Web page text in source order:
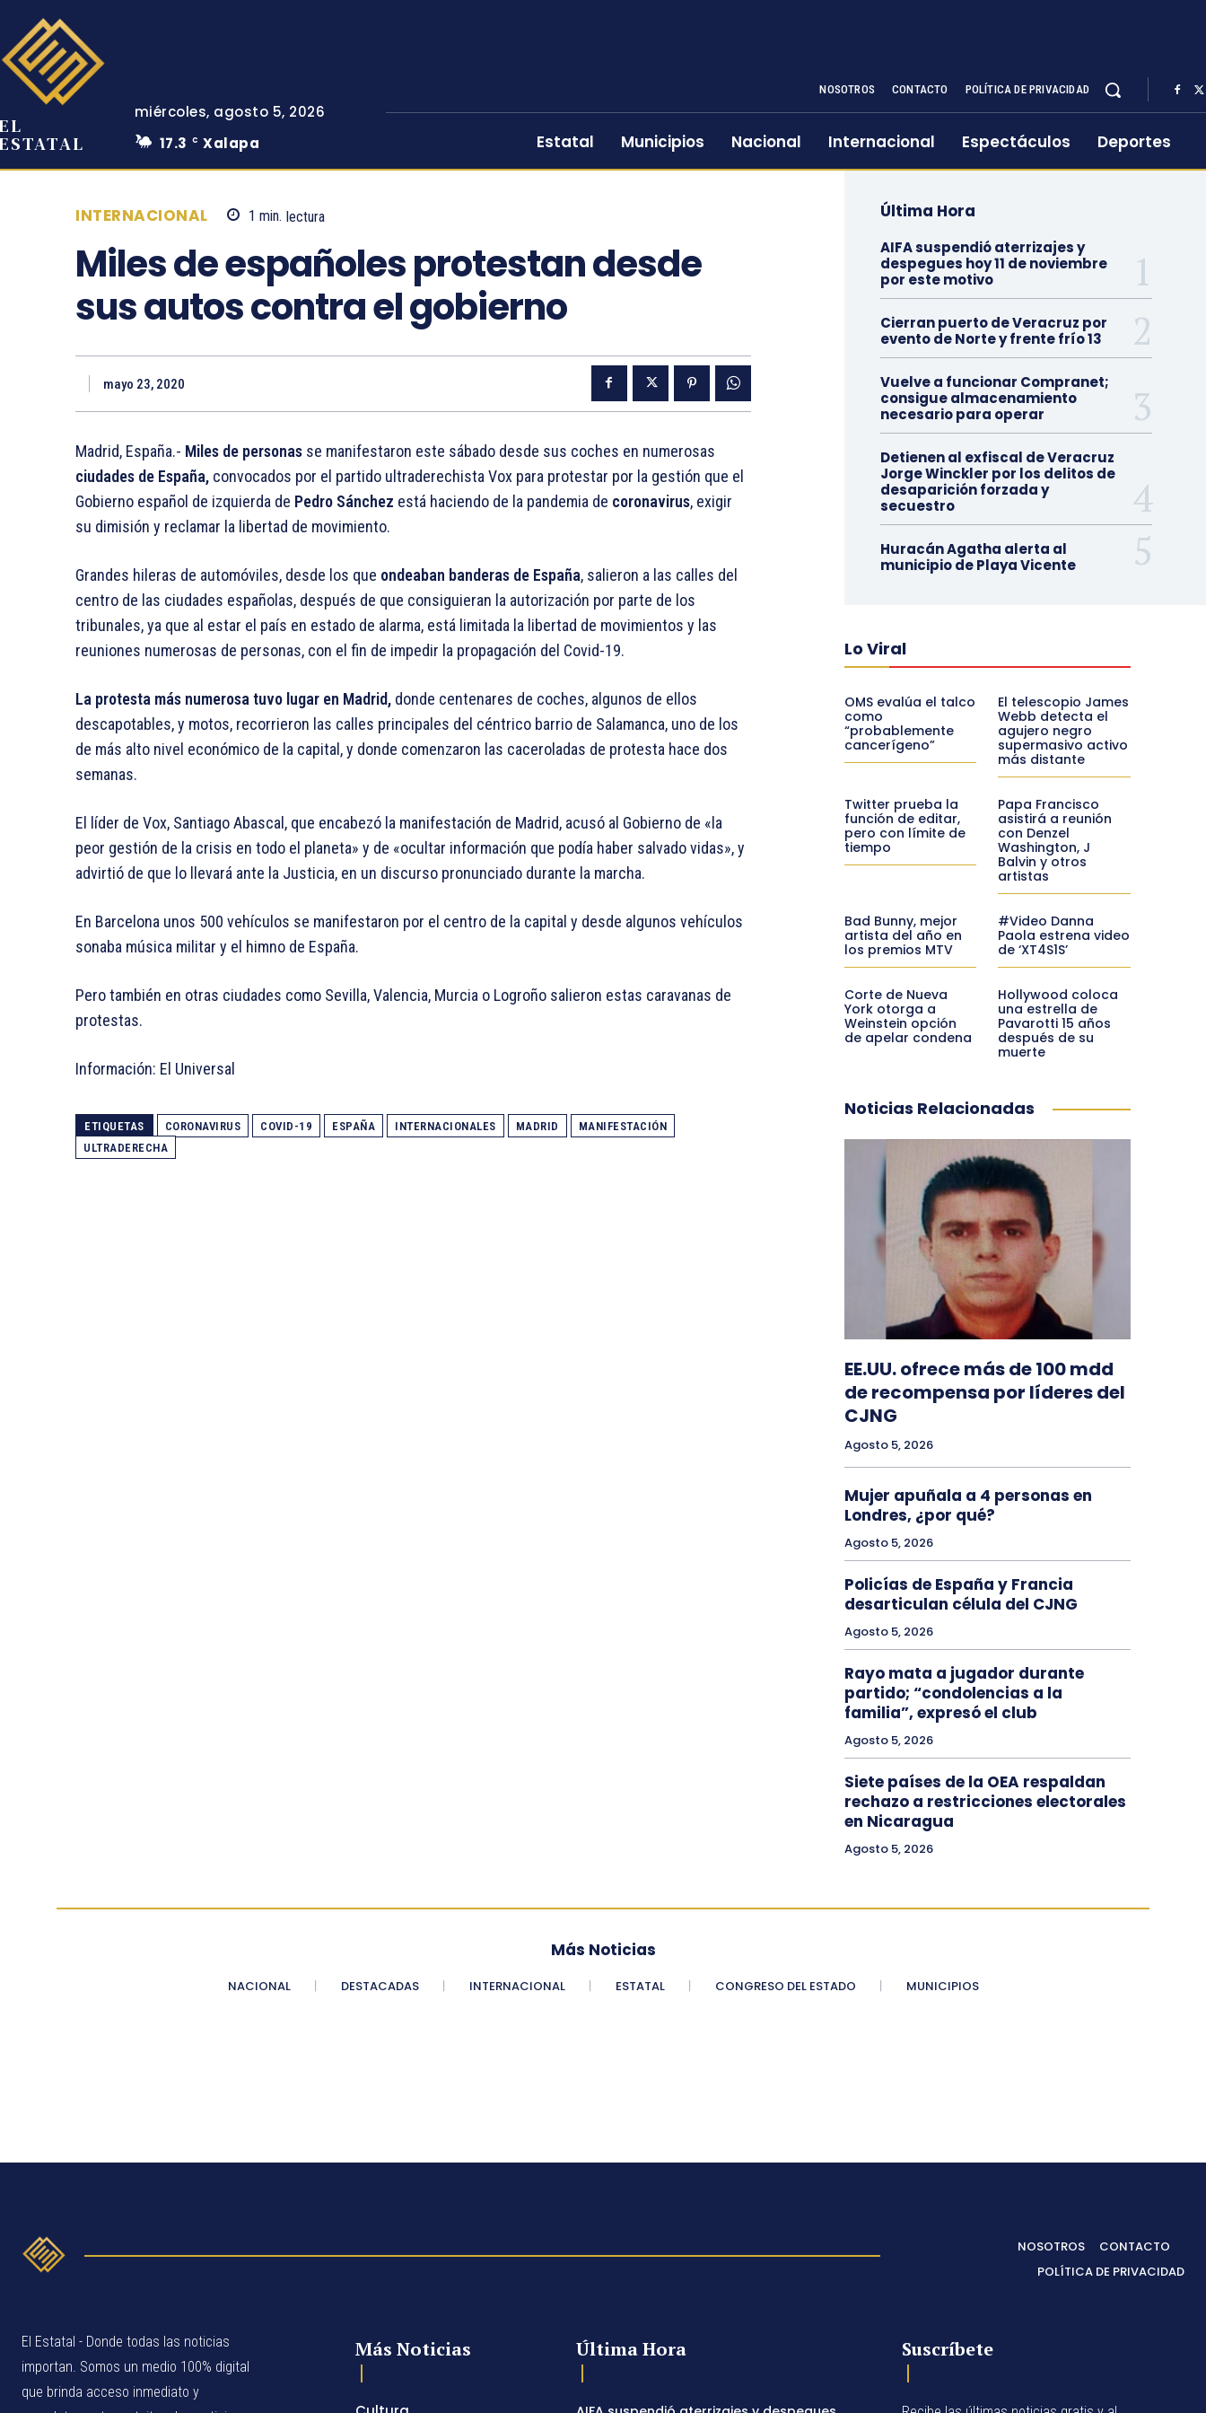
EL
ESTATAL
miércoles, agosto 5, 2026
17.3
C Xalapa
NOSOTROS CONTACTO POLÍTICA DE PRIVACIDAD
Estatal Municipios Nacional Internacional Espectáculos Deportes
INTERNACIONAL 1 min. lectura
Miles de españoles protestan desde
sus autos contra el gobierno
mayo 23, 2020
Madrid, España.- Miles de personas se manifestaron este sábado desde sus coches en numerosas
ciudades de España, convocados por el partido ultraderechista Vox para protestar por la gestión que el
Gobierno español de izquierda de Pedro Sánchez está haciendo de la pandemia de coronavirus, exigir
su dimisión y reclamar la libertad de movimiento.
Grandes hileras de automóviles, desde los que ondeaban banderas de España, salieron a las calles del
centro de las ciudades españolas, después de que consiguieran la autorización por parte de los
tribunales, ya que al estar el país en estado de alarma, está limitada la libertad de movimientos y las
reuniones numerosas de personas, con el fin de impedir la propagación del Covid-19.
La protesta más numerosa tuvo lugar en Madrid, donde centenares de coches, algunos de ellos
descapotables, y motos, recorrieron las calles principales del céntrico barrio de Salamanca, uno de los
de más alto nivel económico de la capital, y donde comenzaron las caceroladas de protesta hace dos
semanas.
El líder de Vox, Santiago Abascal, que encabezó la manifestación de Madrid, acusó al Gobierno de «la
peor gestión de la crisis en todo el planeta» y de «ocultar información que podía haber salvado vidas», y
advirtió de que lo llevará ante la Justicia, en un discurso pronunciado durante la marcha.
En Barcelona unos 500 vehículos se manifestaron por el centro de la capital y desde algunos vehículos
sonaba música militar y el himno de España.
Pero también en otras ciudades como Sevilla, Valencia, Murcia o Logroño salieron estas caravanas de
protestas.
Información: El Universal
ETIQUETAS CORONAVIRUS COVID-19 ESPAÑA INTERNACIONALES MADRID
MANIFESTACIÓN
ULTRADERECHA
Última Hora
AIFA suspendió aterrizajes y
despegues hoy 11 de noviembre
por este motivo
Cierran puerto de Veracruz por
evento de Norte y frente frío 13
Vuelve a funcionar Compranet;
consigue almacenamiento
necesario para operar
Detienen al exfiscal de Veracruz
Jorge Winckler por los delitos de
desaparición forzada y
secuestro
Huracán Agatha alerta al
municipio de Playa Vicente
Lo Viral
OMS evalúa el talco
como
“probablemente
cancerígeno”
El telescopio James
Webb detecta el
agujero negro
supermasivo activo
más distante
Twitter prueba la
función de editar,
pero con límite de
tiempo
Papa Francisco
asistirá a reunión
con Denzel
Washington, J
Balvin y otros
artistas
Bad Bunny, mejor
artista del año en
los premios MTV
#Video Danna
Paola estrena video
de ‘XT4S1S’
Corte de Nueva
York otorga a
Weinstein opción
de apelar condena
Hollywood coloca
una estrella de
Pavarotti 15 años
después de su
muerte
Noticias Relacionadas
EE.UU. ofrece más de 100 mdd
de recompensa por líderes del
CJNG
Agosto 5, 2026
Mujer apuñala a 4 personas en
Londres, ¿por qué?
Agosto 5, 2026
Policías de España y Francia
desarticulan célula del CJNG
Agosto 5, 2026
Rayo mata a jugador durante
partido; “condolencias a la
familia”, expresó el club
Agosto 5, 2026
Siete países de la OEA respaldan
rechazo a restricciones electorales
en Nicaragua
Agosto 5, 2026
Más Noticias
NACIONAL DESTACADAS INTERNACIONAL ESTATAL CONGRESO DEL ESTADO MUNICIPIOS
NOSOTROS
CONTACTO
POLÍTICA DE PRIVACIDAD
El Estatal - Donde todas las noticias
importan. Somos un medio 100% digital
que brinda acceso inmediato y
Más Noticias Última Hora Suscríbete